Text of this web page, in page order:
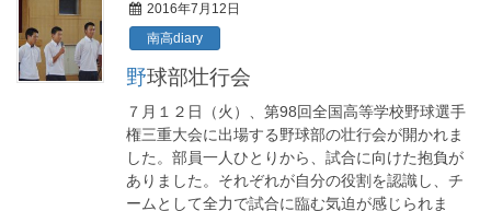
2016年7月12日
南高diary
野球部壮行会
７月１２日（火）、第98回全国高等学校野球選手
権三重大会に出場する野球部の壮行会が開かれま
した。部員一人ひとりから、試合に向けた抱負が
ありました。それぞれが自分の役割を認識し、チ
ームとして全力で試合に臨む気迫が感じられま